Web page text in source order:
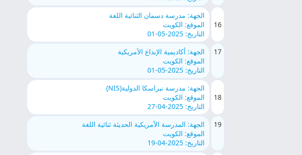
16
الجهة: مدرسة دسمان الثنائية اللغة
الموقع: الكويت
التاريخ: 2025-05-01
17
الجهة: أكاديمية الإبداع الأمريكية
الموقع: الكويت
التاريخ: 2025-05-01
18
الجهة: مدرسة نبراسكا الدولية(NIS)
الموقع: الكويت
التاريخ: 2025-04-27
19
الجهة: المدرسة الأمريكية الحديثة ثنائية اللغة
الموقع: الكويت
التاريخ: 2025-04-19